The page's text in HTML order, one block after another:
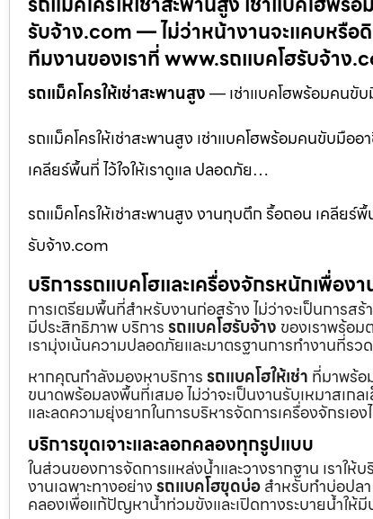
รับจ้าง.com — ไม่ว่าหน้างานจะแคบหรือ
ทีมงานของเราที่ www.รถแบคโฮรับจ้าง
รถแม็คโครให้เช่าสะพานสูง— เช่าแบคโฮพร้อมคนขั
รถแม็คโครให้เช่าสะพานสูง เช่าแบคโฮพร้อมคนขับมื
เคลียร์พื้นที่ ไว้ใจให้เราดูแล ปลอดภัย…
รถแม็คโครให้เช่าสะพานสูง งานทุบตึก รื้อถอน เคลียร์พื้
รับจ้าง.com
บริการรถแบคโฮและเครื่องจักรหนักเพื่อง
การเตรียมพื้นที่สำหรับงานก่อสร้าง ไม่ว่าจะเป็นการ
มีประสิทธิภาพ บริการรถแบคโฮรับจ้าง ของเราพร้อ
เรามุ่งเน้นความปลอดภัยและมาตรฐานการทำงานที่รว
หากคุณกำลังมองหาบริการรถแบคโฮให้เช่า ที่มาพร้อ
ขนาดพร้อมลงพื้นที่เสมอ ไม่ว่าจะเป็นงานรับเหมาสเกล
และลดความยุ่งยากในการบริหารจัดการเครื่องจักรเอ
บริการขุดเจาะและลอกคลองทุกรูปแบบ
ในส่วนของการจัดการแหล่งน้ำและวางรากฐาน เราให้บ
งานเฉพาะทางอย่างรถแบคโฮขุดบ่อสำหรับทำบ่อปล
คลองเพื่อแก้ปัญหาน้ำท่วมขังและเปิดทางระบายน้ำให้